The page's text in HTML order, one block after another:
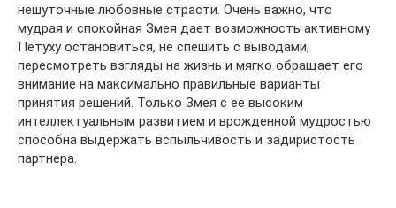
нешуточные любовные страсти. Очень важно, что
мудрая и спокойная Змея дает возможность активному
Петуху остановиться, не спешить с выводами,
пересмотреть взгляды на жизнь и мягко обращает его
внимание на максимально правильные варианты
принятия решений. Только Змея с ее высоким
интеллектуальным развитием и врожденной мудростью
способна выдержать вспыльчивость и задиристость
партнера.